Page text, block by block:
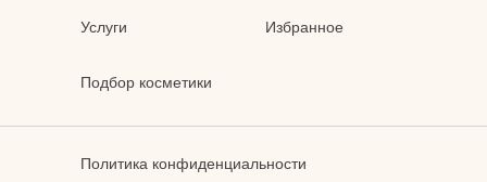
Услуги
Подбор косметики
Избранное
Политика конфиденциальности